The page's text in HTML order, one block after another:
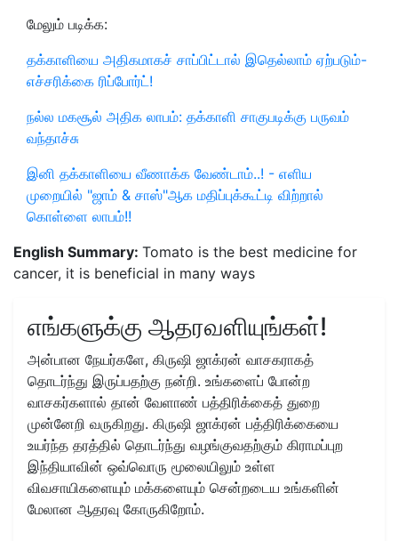
மேலும் படிக்க:
தக்காளியை அதிகமாகச் சாப்பிட்டால் இதெல்லாம் ஏற்படும்-
எச்சரிக்கை ரிப்போர்ட்!
நல்ல மகசூல் அதிக லாபம்: தக்காளி சாகுபடிக்கு பருவம்
வந்தாச்சு
இனி தக்காளியை வீணாக்க வேண்டாம்..! - எளிய
முறையில் "ஜாம் & சாஸ்"ஆக மதிப்புக்கூட்டி விற்றால்
கொள்ளை லாபம்!!
English Summary: Tomato is the best medicine for
cancer, it is beneficial in many ways
எங்களுக்கு ஆதரவளியுங்கள்!
அன்பான நேயர்களே, கிருஷி ஜாக்ரன் வாசகராகத்
தொடர்ந்து இருப்பதற்கு நன்றி. உங்களைப் போன்ற
வாசகர்களால் தான் வேளாண் பத்திரிக்கைத் துறை
முன்னேறி வருகிறது. கிருஷி ஜாக்ரன் பத்திரிக்கையை
உயர்ந்த தரத்தில் தொடர்ந்து வழங்குவதற்கும் கிராமப்புற
இந்தியாவின் ஒவ்வொரு மூலையிலும் உள்ள
விவசாயிகளையும் மக்களையும் சென்றடைய உங்களின்
மேலான ஆதரவு கோருகிறோம்.